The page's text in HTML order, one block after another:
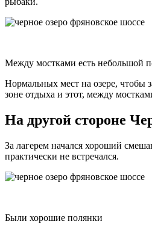
Между мостками есть небольшой
Нормальных мест на озере, чтобы
зоне отдыха и этот, между
На другой стороне
За лагерем начался хороший
практически не встречался.
Были хорошие полянки